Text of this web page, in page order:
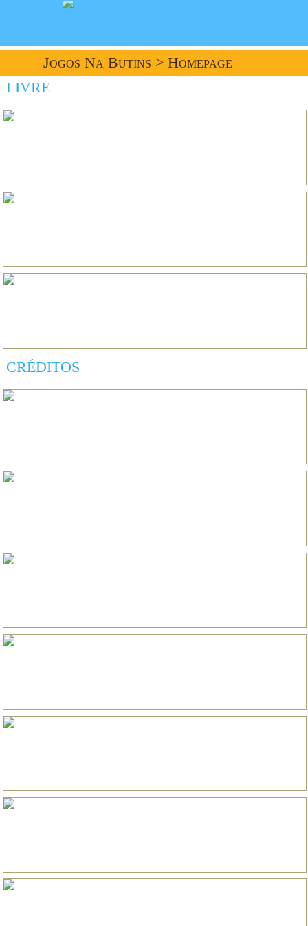
Jogos Na Butins > Homepage
LIVRE
CRÉDITOS